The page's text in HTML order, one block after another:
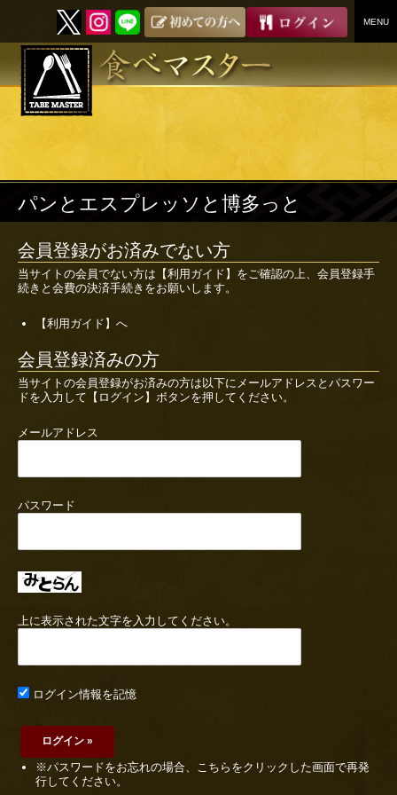
MENU
SKIP
パンとエスプレッソと博多っと
会員登録がお済みでない方
当サイトの会員でない方は 【利用ガイド】 をご確認の上、会員登録手
続きと会費の決済手続きをお願いします。
【利用ガイド】へ
会員登録済みの方
当サイトの会員登録がお済みの方は以下にメールアドレスとパスワー
ドを入力して【ログイン】ボタンを押してください。
メールアドレス
パスワード
上に表示された文字を入力してください。
ログイン情報を記憶
※パスワードをお忘れの場合、こちらをクリックした画面で再発
行してください。